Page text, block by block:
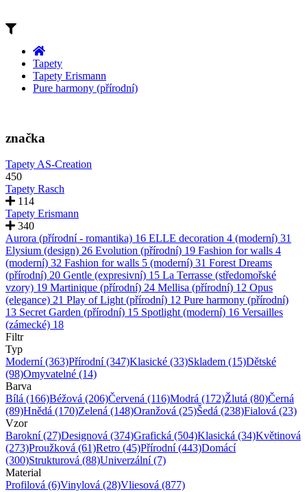
Tapety
Tapety Erismann
Pure harmony (přírodní)
značka
Tapety AS-Creation
450
Tapety Rasch
114
Tapety Erismann
340
Aurora (přírodní - romantika) 16 ELLE decoration 4 (moderní) 31
Elysium (design) 26 Evolution (přírodní) 19 Fashion for walls 4
(moderní) 32 Fashion for walls 5 (moderní) 31 Forest Dreams
(přírodní) 20 Gentle (expresivní) 15 La Terrasse (středomořské
vzory) 19 Martinique (přírodní) 24 Mellisa (přírodní) 12 Opus
(elegance) 21 Play of Light (přírodní) 12 Pure harmony (přírodní)
13 Secret Garden (přírodní) 15 Spotlight (moderní) 16 Versailles
(zámecké) 18
Filtr
Typ
Moderní(363)Přírodní(347)Klasické (33)Skladem (15)Dětské
(98)Omyvatelné (14)
Barva
Bílá (166)Béžová (206)Červená (116)Modrá (172)Žlutá (80)Černá
(89)Hnědá (170)Zelená (148)Oranžová (25)Šedá (238)Fialová (23)
Vzor
Barokní(27)Designová (374)Grafická (504)Klasická (34)Květinová
(273)Proužková (61)Retro (45)Přírodní(443)Domácí
(300)Strukturová (88)Univerzální(7)
Material
Profilová (6)Vinylová (28)Vliesová (877)